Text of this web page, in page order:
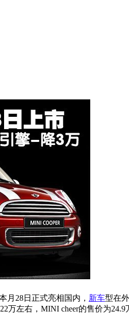
月28日正式亮相国内， 新车型在
左右，MINI cheer的售价为24.9